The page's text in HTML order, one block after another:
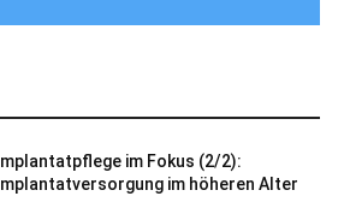
Implantatpflege im Fokus (2/2):
Implantatversorgung im höheren Alter